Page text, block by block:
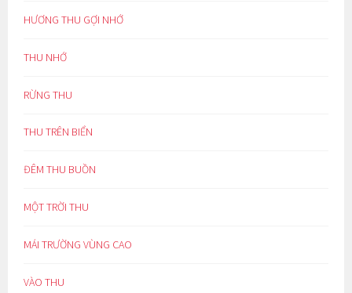
HƯƠNG THU GỢI NHỚ
THU NHỚ
RỪNG THU
THU TRÊN BIỂN
ĐÊM THU BUỒN
MỘT TRỜI THU
MÁI TRƯỜNG VÙNG CAO
VÀO THU